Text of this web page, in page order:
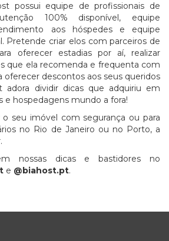
possui equipe de profissionais de
100% disponível, equipe
aos hóspedes e equipe
Pretende criar elos com parceiros de
oferecer estadias por aí, realizar
que ela recomenda e frequenta com
oferecer descontos aos seus queridos
adora dividir dicas que adquiriu em
e hospedagens mundo a fora!
o seu imóvel com segurança ou para
no Rio de Janeiro ou no Porto, a
nossas dicas e bastidores no
e @biahost.pt.